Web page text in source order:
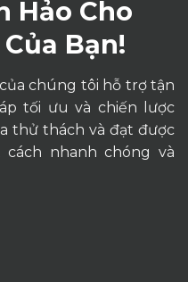
Hảo Cho
Bạn!
chúng tôi hỗ trợ tận
tối ưu và chiến lược
thử thách và đạt được
nhanh chóng và